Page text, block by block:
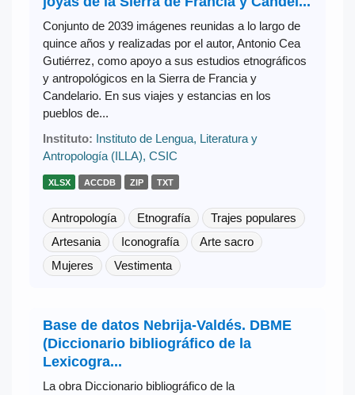
Conjunto de 2039 imágenes reunidas a lo largo de
quince años y realizadas por el autor, Antonio Cea
Gutiérrez, como apoyo a sus estudios etnográficos
y antropológicos en la Sierra de Francia y
Candelario. En sus viajes y estancias en los
pueblos de...
Instituto: Instituto de Lengua, Literatura y
Antropología (ILLA), CSIC
XLSX ACCDB ZIP TXT
Antropología Etnografía
Trajes populares
Artesania
Iconografía
Arte sacro
Mujeres
Vestimenta
Base de datos Nebrija-Valdés. DBME
(Diccionario bibliográfico de la
Lexicogra...
La obra Diccionario bibliográfico de la